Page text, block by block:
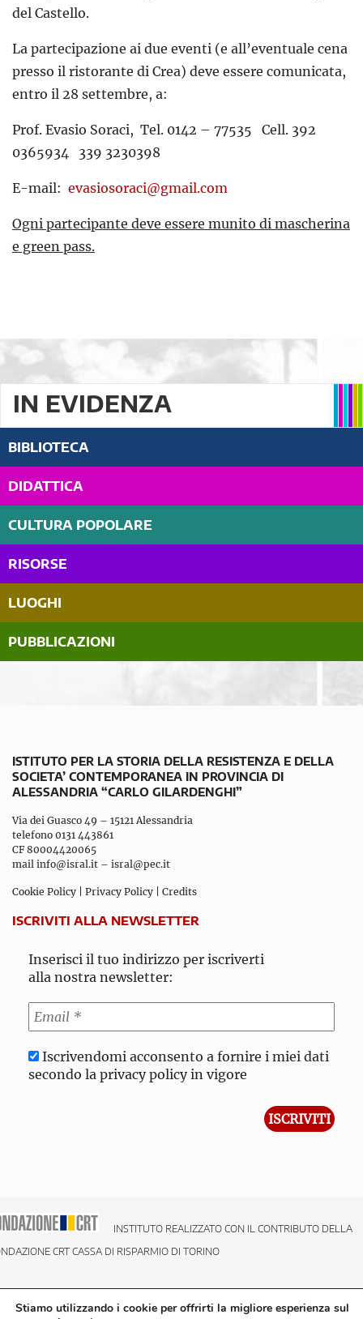
del Castello.
La partecipazione ai due eventi (e all’eventuale cena
presso il ristorante di Crea) deve essere comunicata,
entro il 28 settembre, a:
Prof. Evasio Soraci, Tel. 0142 – 77535 Cell. 392
0365934 339 3230398
E-mail: evasiosoraci@gmail.com
Ogni partecipante deve essere munito di mascherina
e green pass.
IN EVIDENZA
BIBLIOTECA
DIDATTICA
CULTURA POPOLARE
RISORSE
LUOGHI
PUBBLICAZIONI
ISTITUTO PER LA STORIA DELLA RESISTENZA E DELLA
SOCIETA’ CONTEMPORANEA IN PROVINCIA DI
ALESSANDRIA “CARLO GILARDENGHI”
Via dei Guasco 49 – 15121 Alessandria
telefono 0131 443861
CF 80004420065
mail info@isral.it – isral@pec.it
Cookie Policy Privacy Policy Credits
ISCRIVITI ALLA NEWSLETTER
Inserisci il tuo indirizzo per iscriverti
alla nostra newsletter:
Iscrivendomi acconsento a fornire i miei dati
secondo la privacy policy in vigore
INSTITUTO REALIZZATO CON IL CONTRIBUTO DELLA
CRT CASSA DI RISPARMIO DI TORINO
Stiamo utilizzando i cookie per offrirti la migliore esperienza sul